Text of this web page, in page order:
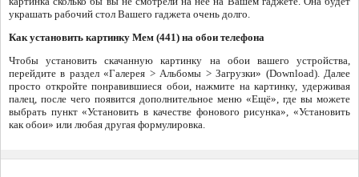
украшать рабочий стол Вашего гаджета очень долго.
Как установить картинку Мем (441) на обои телефона
Чтобы установить скачанную картинку на обои вашего устройства,
перейдите в раздел «Галерея > Альбомы > Загрузки» (Download). Далее
просто откройте понравившиеся обои, нажмите на картинку, удерживая
палец, после чего появится дополнительное меню «Ещё», где вы можете
выбрать пункт «Установить в качестве фонового рисунка», «Установить
как обои» или любая другая формулировка.